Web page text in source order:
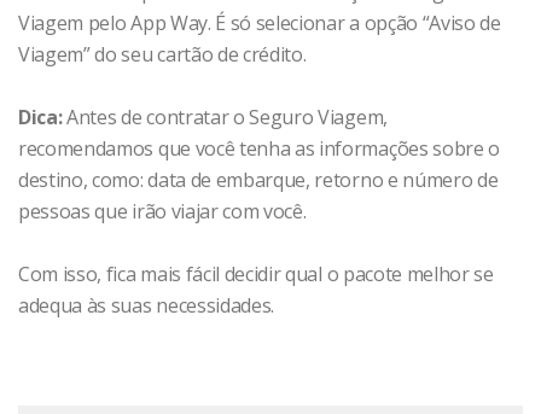
Viagem pelo App Way. É só selecionar a opção “Aviso de
Viagem” do seu cartão de crédito.
Dica:Antes de contratar o Seguro Viagem,
recomendamos que você tenha as informações sobre o
destino, como: data de embarque, retorno e número de
pessoas que irão viajar com você.
Com isso, fica mais fácil decidir qual o pacote melhor se
adequa às suas necessidades.